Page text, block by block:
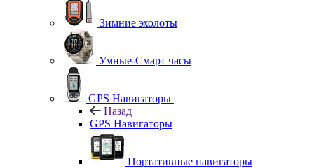
Зимние эхолоты
Умные-Смарт часы
GPS Навигаторы
Назад
GPS Навигаторы
Портативные навигаторы